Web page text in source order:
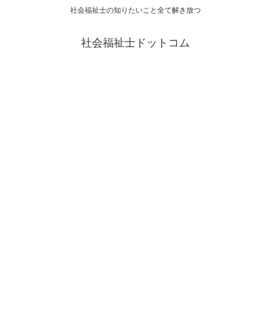
社会福祉士の知りたいこと全て解き放つ
社会福祉士ドットコム